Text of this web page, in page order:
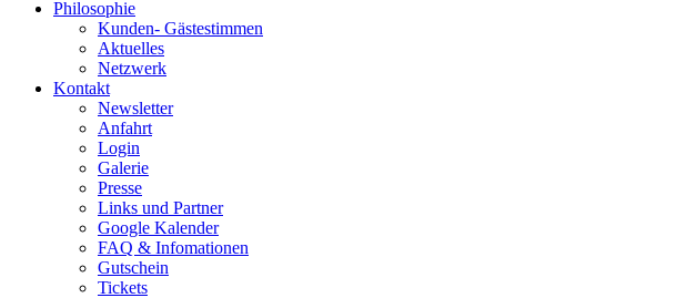
Philosophie
Kunden- Gästestimmen
Aktuelles
Netzwerk
Kontakt
Newsletter
Anfahrt
Login
Galerie
Presse
Links und Partner
Google Kalender
FAQ & Infomationen
Gutschein
Tickets